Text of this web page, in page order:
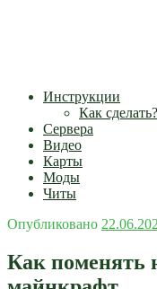
Инструкции
Как сделать?
Сервера
Видео
Карты
Моды
Читы
Опубликовано
Как поменять